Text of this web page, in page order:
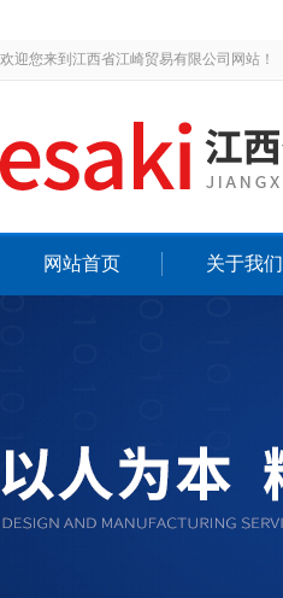
欢迎您来到江西省江崎贸易有限公司网站！
网站首页 关于我们